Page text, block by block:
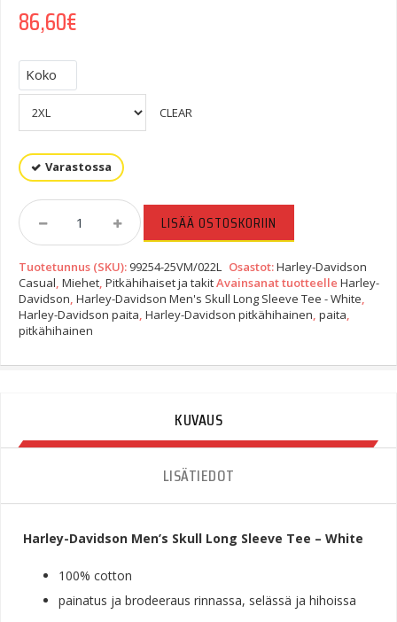
86,60€
Koko
CLEAR
Varastossa
Harley-
Davidson
Skull
Long
Sleeve
Tee
White
LISÄÄ OSTOSKORIIN
Tuotetunnus (SKU): 99254-25VM/022L Osastot:Harley-Davidson
Casual Miehet Pitkähihaiset ja takitAvainsanat tuotteelle Harley-
Davidson Harley-Davidson Men's Skull Long Sleeve Tee - White
Harley-Davidson paita Harley-Davidson pitkähihainen paita
pitkähihainen
KUVAUS
LISÄTIEDOT
Harley-Davidson Men’s Skull Long Sleeve Tee – White
100% cotton
painatus ja brodeeraus rinnassa, selässä ja hihoissa